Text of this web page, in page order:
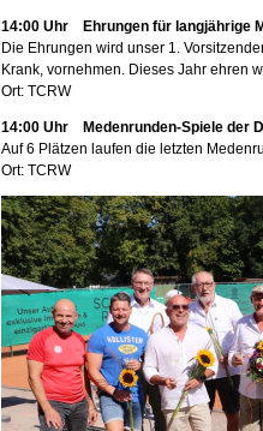
14:00 Uhr Ehrungen für langjährige
Die Ehrungen wird unser 1.
Krank, vornehmen. Dieses Jahr ehren
Ort: TCRW
14:00 Uhr Medenrunden-Spiele der
Auf 6 Plätzen laufen die letzten
Ort: TCRW